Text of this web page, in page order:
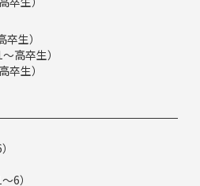
生）
高卒生）
卒生）
6）